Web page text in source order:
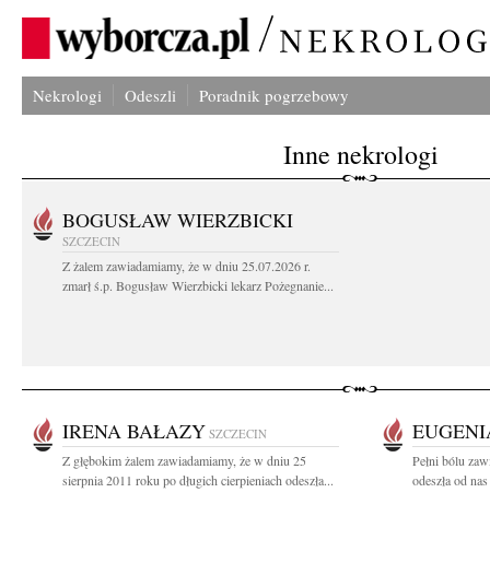
Nekrologi Odeszli Poradnik pogrzebowy
Inne nekrologi
BOGUSŁAW WIERZBICKI
SZCZECIN
Z żalem zawiadamiamy, że w dniu 25.07.2026 r.
zmarł ś.p. Bogusław Wierzbicki lekarz Pożegnanie...
IRENA BAŁAZY SZCZECIN
Z głębokim żalem zawiadamiamy, że w dniu 25
sierpnia 2011 roku po długich cierpieniach odeszła...
Pełni bólu
odeszła od